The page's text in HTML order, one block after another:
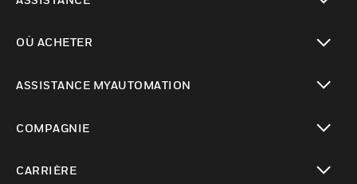
OÙ ACHETER
ASSISTANCE MYAUTOMATION
COMPAGNIE
CARRIÈRE